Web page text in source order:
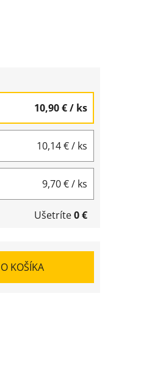
10,90 €/ ks
10,14 €/ ks
9,70 €/ ks
Ušetríte0 €
KOŠÍKA